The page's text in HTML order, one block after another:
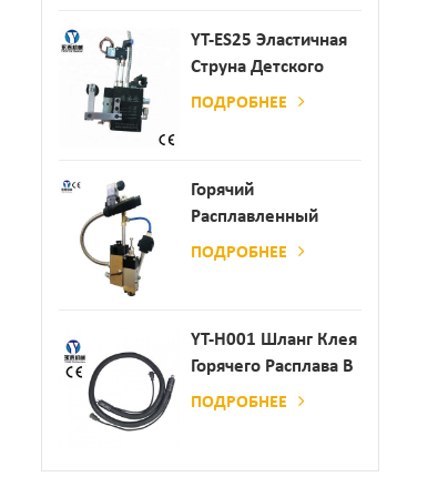
YT-ES25 Эластичная
Струна Детского
Пеленки
ПОДРОБНЕЕ
Горячий
Расплавленный
Клей
ПОДРОБНЕЕ
YT-H001 Шланг Клея
Горячего Расплава В
Сочетании С
ПОДРОБНЕЕ